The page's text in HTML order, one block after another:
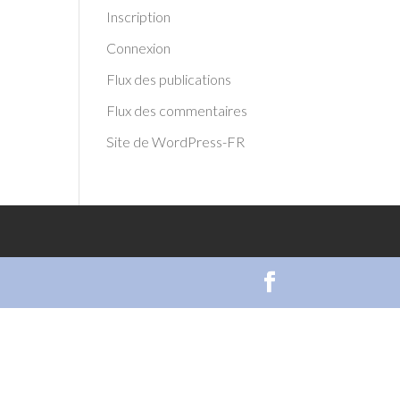
Inscription
Connexion
Flux des publications
Flux des commentaires
Site de WordPress-FR